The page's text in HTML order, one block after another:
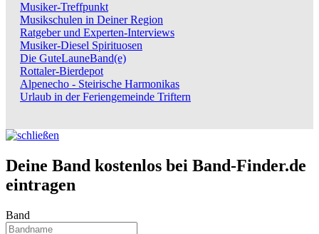
Musiker-Treffpunkt
Musikschulen in Deiner Region
Ratgeber und Experten-Interviews
Musiker-Diesel Spirituosen
Die GuteLauneBand(e)
Rottaler-Bierdepot
Alpenecho - Steirische Harmonikas
Urlaub in der Feriengemeinde Triftern
Deine Band kostenlos bei Band-Finder.de
eintragen
Band